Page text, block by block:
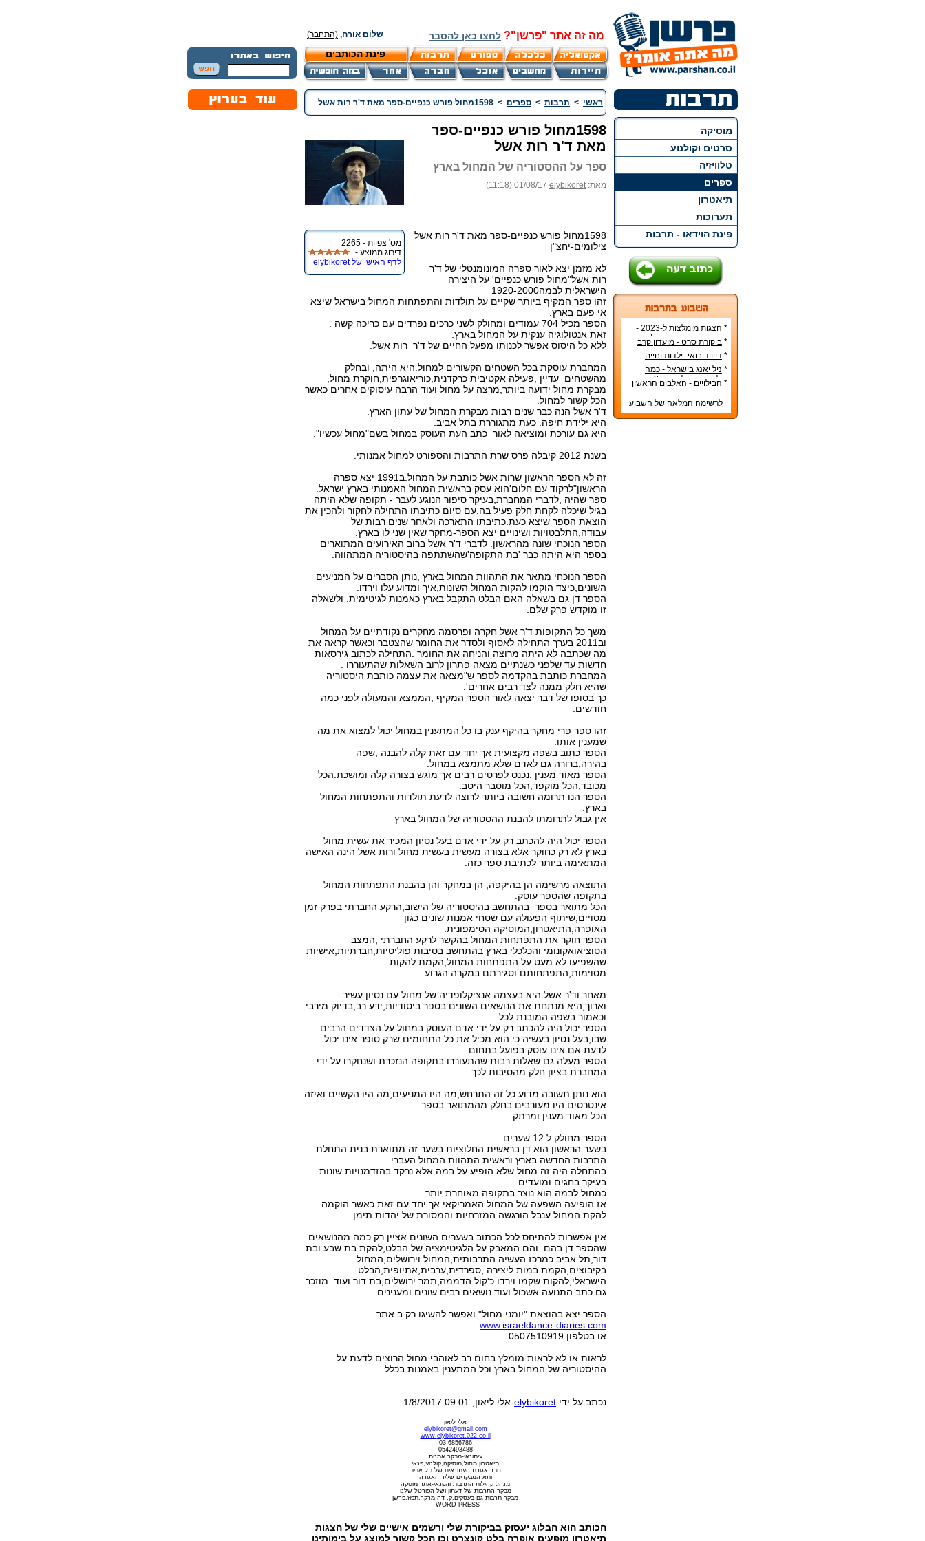
מה זה אתר "פרשן"? לחצו כאן להסבר שלום אורח, (התחבר)
פינת הכותבים
מוסיקה
סרטים וקולנוע
טלוויזיה
ספרים
תיאטרון
תערוכות
פינת הוידאו - תרבות
*
הצגות מומלצות ל-2023 -
הרשימה הטובה ביותר!
* ביקורת סרט - מועדון קרב
* דייויד בואי- ילדות וחיים
אישיים
* ניל יאנג בישראל - כמה
עולה כרטיס להופעה?
* הבילויים - האלבום הראשון
לרשימה המלאה של השבוע
ראשי > תרבות > ספרים > 1598מחול פורש כנפיים-ספר מאת ד'ר רות אשל
מס' צפיות - 2265
דירוג ממוצע -
לדף האישי של elybikoret
1598מחול פורש כנפיים-ספר
מאת ד'ר רות אשל
ספר על ההסטוריה של המחול בארץ
מאת:elybikoret
01/08/17 (11:18)
1598מחול פורש כנפיים-ספר מאת ד'ר רות אשל
צילומים-יחצ"ן
לא מזמן יצא לאור ספרה המונומנטלי של ד'ר
רות אשל"מחול פורש כנפיים' על היצירה
הישראלית לבמה1920-2000
זהו ספר המקיף ביותר שקיים על תולדות והתפתחות המחול בישראל שיצא
אי פעם בארץ.
הספר מכיל 704 עמודים ומחולק לשני כרכים נפרדים עם כריכה קשה .
זאת אנטולוגיה ענקית על המחול בארץ.
ללא כל היסוס אפשר לכנותו מפעל החיים של ד'ר רות אשל.
המחברת עוסקת בכל השטחים הקשורים למחול.היא היתה, ובחלק
מהשטחים עדיין ,פעילה אקטיבית כרקדנית,כוריאוגרפית,חוקרת מחול,
מבקרת מחול ידועה ביותר,מרצה על מחול ועוד הרבה עיסוקים אחרים כאשר
הכל קשור למחול.
ד'ר אשל הנה כבר שנים רבות מבקרת המחול של עתון הארץ.
היא ילידת חיפה. כעת מתגוררת בתל אביב.
היא גם עורכת ומוציאה לאור כתב העת העוסק במחול בשם"מחול עכשיו".
בשנת 2012 קיבלה פרס שרת התרבות והספורט למחול אמנותי.
זה לא הספר הראשון שרות אשל כותבת על המחול.ב1991 יצא ספרה
הראשון"לרקוד עם חלום'הוא עסק בראשית המחול האמנותי בארץ ישראל.
ספר שהיה ,לדברי המחברת,בעיקר סיפור הנוגע לעבר - תקופה שלא היתה
בגיל שיכלה לקחת חלק פעיל בה.עם סיום כתיבתו התחילה לחקור ולהכין את
הוצאת הספר שיצא כעת.כתיבתו התארכה ולאחר שנים רבות של
עבודה,התלבטויות ושינויים יצא הספר-מחקר שאין שני לו בארץ.
הספר הנוכחי שונה מהראשון. לדברי ד'ר אשל ברוב האירועים המתוארים
בספר היא היתה כבר 'בת התקופה'שהשתתפה בהיסטוריה המתהווה.
הספר הנוכחי מתאר את התהוות המחול בארץ ,נותן הסברים על המניעים
השונים,כיצד הוקמו להקות המחול השונות,איך ומדוע עלו וירדו.
הספר דן גם בשאלה האם הבלט התקבל בארץ כאמנות לגיטימית. ולשאלה
זו מוקדש פרק שלם.
משך כל התקופות ד'ר אשל חקרה ופרסמה מחקרים נקודתיים על המחול
וב2011 בערך התחילה לאסוף ולסדר את החומר שהצטבר וכאשר קראה את
מה שכתבה לא היתה מרוצה והניחה את החומר .התחילה לכתוב גירסאות
חדשות עד שלפני כשנתיים מצאה פתרון לרוב השאלות שהתעוררו .
המחברת כותבת בהקדמה לספר ש"מצאה את עצמה כותבת היסטוריה
שהיא חלק ממנה לצד רבים אחרים'.
כך בסופו של דבר יצאה לאור הספר המקיף ,הממצא והמעולה לפני כמה
חודשים.
זהו ספר פרי מחקר בהיקף ענק בו כל המתענין במחול יכול למצוא את מה
שמענין אותו.
הספר כתוב בשפה מקצועית אך יחד עם זאת קלה להבנה ,שפה
בהירה,ברורה גם לאדם שלא מתמצא במחול.
הספר מאוד מענין .נכנס לפרטים רבים אך מוגש בצורה קלה ומושכת.הכל
מכובד,הכל מוקפד,הכל מוסבר היטב.
הספר הנו תרומה חשובה ביותר לרוצה לדעת תולדות והתפתחות המחול
בארץ.
אין גבול לתרומתו להבנת ההסטוריה של המחול בארץ
הספר יכול היה להכתב רק על ידי אדם בעל נסיון המכיר את עשית מחול
בארץ לא רק כחוקר אלא בצורה מעשית בעשית מחול ורות אשל הינה האישה
המתאימה ביותר לכתיבת ספר כזה.
התוצאה מרשימה הן בהיקפה, הן במחקר והן בהבנת התפתחות המחול
בתקופה שהספר עוסק.
הכל מתואר בספר בהתחשב בהיסטוריה של הישוב,הרקע החברתי בפרק זמן
מסויים,שיתוף הפעולה עם שטחי אמנות שונים כגון
האופרה,התיאטרון,המוסיקה הסימפונית.
הספר חוקר את התפתחות המחול בהקשר לרקע החברתי ,המצב
הסוציאואקונומי והכלכלי בארץ בהתחשב בסיבות פוליטיות,חברתיות,אישיות
שהשפיעו לא מעט על התפתחות המחול,הקמת להקות
מסוימות,התפתחותם וסגירתם במקרה הגרוע.
מאחר וד'ר אשל היא בעצמה אנציקלופדיה של מחול עם נסיון עשיר
וארוך,היא מנתחת את הנושאים השונים בספר ביסודיות,ידע רב,בדיוק מירבי
וכאמור בשפה המובנת לכל.
הספר יכול היה להכתב רק על ידי אדם העוסק במחול על הצדדים הרבים
שבו,בעל נסיון בעשיה כי הוא מכיל את כל התחומים שרק סופר אינו יכול
לדעת אם אינו עוסק בפועל בתחום.
הספר מעלה גם שאלות רבות שהתעוררו בתקופה הנזכרת ושנחקרו על ידי
המחברת בציון חלק מהסיבות לכך.
הוא נותן תשובה מדוע כל זה התרחש,מה היו המניעים,מה היו הקשיים ואיזה
אינטרסים היו מעורבים בחלק מהמתואר בספר.
הכל מאוד מענין ומרתק.
הספר מחולק ל 12 שערים.
בשער הראשון הוא דן בראשית החלוציות.בשער זה מתוארת בנית התחלת
התרבות החדשה בארץ וראשית התהוות המחול העברי.
בהתחלה היה זה מחול שלא הופיע על במה אלא נרקד בהזדמנויות שונות
בעיקר בחגים ומועדים.
כמחול לבמה הוא נוצר בתקופה מאוחרת יותר .
אז הופיעה השפעה של המחול האמריקאי אך יחד עם זאת כאשר הוקמה
להקת המחול ענבל הורגשה המזרחיות והמסורת של יהדות תימן.
אין אפשרות להתיחס לכל הכתוב בשערים השונים.אציין רק כמה מהנושאים
שהספר דן בהם והם המאבק על הלגיטימציה של הבלט,להקת בת שבע ובת
דור,תל אביב כמרכז העשיה התרבותית,המחול וירושלים,המחול
בקיבוצים,הקמת במות ליצירה ,ספרדית,ערבית,אתיופית,הבלט
הישראלי,להקות שקמו וירדו כ'קול הדממה,תמר ירושלים,בת דור ועוד. מוזכר
גם כתב התנועה אשכול ועוד נושאים רבים שונים ומענינים.
הספר יצא בהוצאת "יומני מחול" ואפשר להשיגו רק ב אתר
www.israeldance-diaries.com
או בטלפון 0507510919
לראות או לא לראות:מומלץ בחום רב לאוהבי מחול הרוצים לדעת על
ההיסטוריה של המחול בארץ וכל המתענין באמנות בכלל.
נכתב על ידי elybikoret-אלי ליאון
אלי ליאון
elybikoret@gmail.com
www.elybikoret.022.co.il
03-6856786
0542493488
עיתונאי-מבקר אמנות
תיאטרון,מחול,מוסיקה,קולנוע,פנאי
חבר אגודת העתונאים של תל אביב
ותא המבקרים שליד האגודה
מנהל קהילות התרבות והפנאי-אתר מוטקה
מבקר התרבות של דעתון ושל הפורטל שלנו
מבקר תרבות גם בעסקים,ק. דה מרקר,תפוז,פרשן
WORD PRESS
הכותב הוא הבלוג יעסוק בביקורת שלי ורשמים אישיים שלי של הצגות
תיאטרון מופעים אופרה בלט קונצרט וכו הכל קשור למוצג על בימותינו